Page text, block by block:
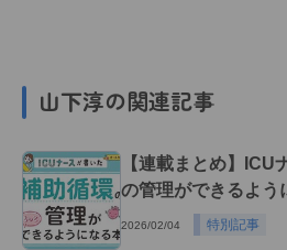
山下淳の関連記事
【連載まとめ】ICU
の管理ができるよう
2026/02/04 特別記事